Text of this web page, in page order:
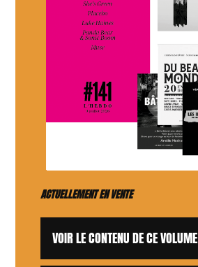
ACTUELLEMENT EN VENTE
VOIR LE CONTENU DE CE VOLUME